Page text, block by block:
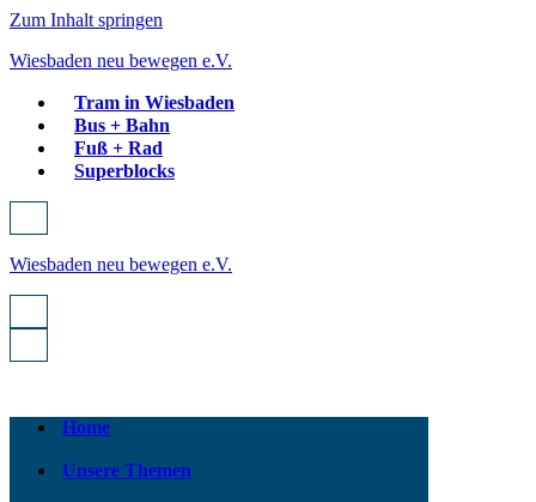
Zum Inhalt springen
Wiesbaden neu bewegen e.V.
Tram in Wiesbaden
Bus + Bahn
Fuß + Rad
Superblocks
Navigationsmenü
Wiesbaden neu bewegen e.V.
Navigationsmenü
Navigationsmenü
Home
Unsere Themen